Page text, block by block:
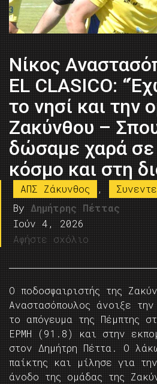
Νίκος
EL CLASICO:
το νησί και την
Ζακύνθου –
δώσαμε χαρά σε
κόσμο και στη
ΑΠΣ Ζάκυνθος ,
By Δημήτρης Πέττας
Ιούν 4, 2026
Αφήστε σχόλιο
Ο ποδοσφαιριστής της
Αναστασόπουλος άνοιξε
το απόγευμα της Πέμπτης
ΕΡΜΗ (91.8) και στην
στον Δημήτρη Πέττα. Ο
παίκτης και μίλησε για
άνοδο της ομάδας της